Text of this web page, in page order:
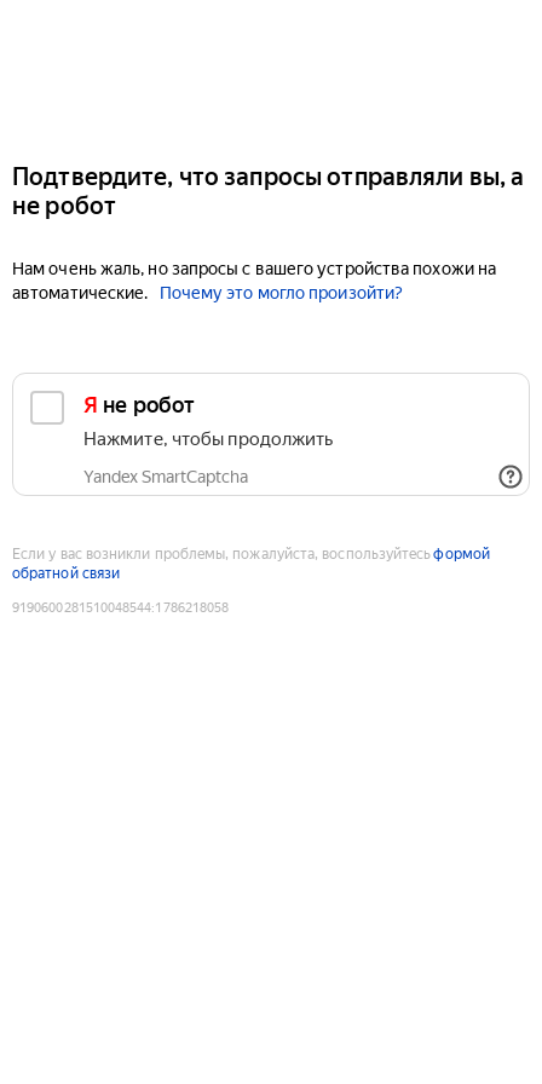
Подтвердите, что запросы отправляли вы, а
не робот
Нам очень жаль, но запросы с вашего устройства похожи на
автоматические.
Почему это могло произойти?
Я не робот
Нажмите, чтобы продолжить
Yandex SmartCaptcha
Если у вас возникли проблемы, пожалуйста, воспользуйтесьформой
обратной связи
9190600281510048544:1786218058